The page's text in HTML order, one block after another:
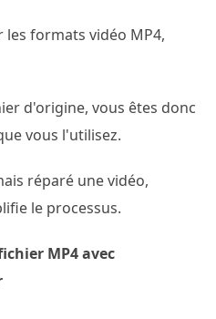
les formats vidéo MP4,
d'origine, vous êtes donc
vous l'utilisez.
réparé une vidéo,
le processus.
MP4 avec